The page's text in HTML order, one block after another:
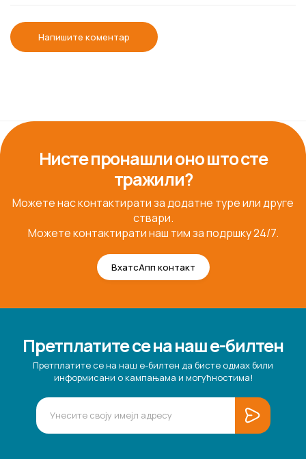
Напишите коментар
Нисте пронашли оно што сте
тражили?
Можете нас контактирати за додатне туре или друге
ствари.
Можете контактирати наш тим за подршку 24/7.
ВхатсАпп контакт
Претплатите се на наш е-билтен
Претплатите се на наш е-билтен да бисте одмах били
информисани о кампањама и могућностима!